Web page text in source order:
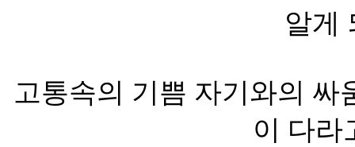
알게
고통속의 기쁨 자기와의 싸
이 다라